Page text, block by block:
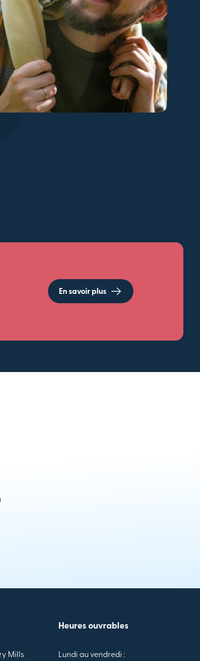
En savoir plus
Mills
Heures ouvrables
Lundi au vendredi :